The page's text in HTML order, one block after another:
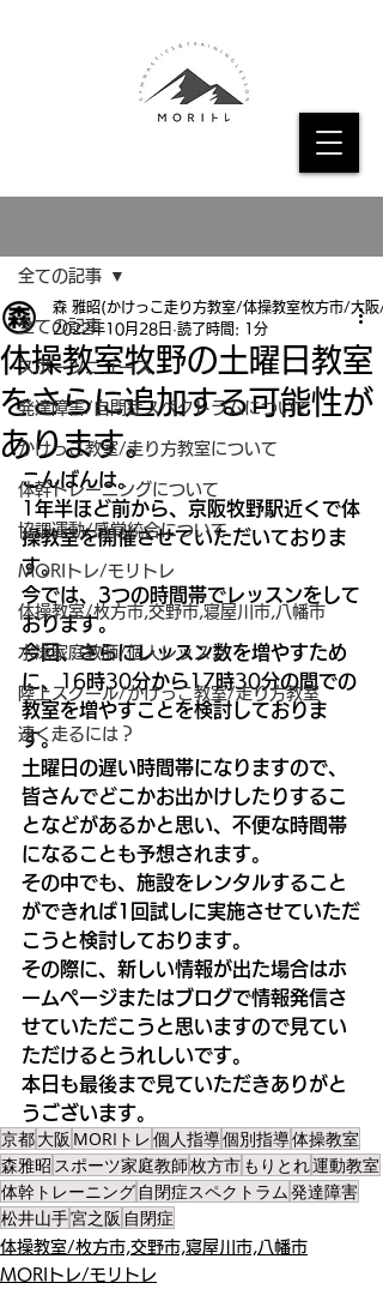
全ての記事
スポーツニュース
発達障害/自閉症スペクトラムについて
かけっこ教室/走り方教室について
体幹トレーニングについて
協調運動/感覚統合について
MORIトレ/モリトレ
体操教室/枚方市,交野市,寝屋川市,八幡市
水泳家庭教師/個人レッスン
陸上スクール/かけっこ教室/走り方教室
速く走るには？
全ての記事
体操教室牧野の土曜日教室
をさらに追加する可能性が
あります。
森 雅昭(かけっこ走り方教室/体操教室枚方市/大阪/
2022年10月28日 読了時間: 1分
こんばんは。
1 年半ほど前から、京阪牧野駅近くで体
操教室を開催させていただいておりま
す。
今では、3つの時間帯でレッスンをして
おります。
今回、さらにレッスン数を増やすため
に、
16時30分から 17時30分の間での
教室を増やすことを検討しておりま
す。
土曜日の遅い時間帯になりますので、
皆さんでどこかお出かけしたりするこ
となどがあるかと思い、不便な時間帯
になることも予想されます。
その中でも、施設をレンタルすること
ができれば1回試しに実施させていただ
こうと検討しております。
その際に、新しい情報が出た場合はホ
ームページまたはブログで情報発信さ
せていただこうと思いますので見てい
ただけるとうれしいです。
本日も最後まで見ていただきありがと
うございます。
京都大阪 MORIトレ個人指導個別指導体操教室
森雅昭 スポーツ家庭教師枚方市 もりとれ運動教室
体幹トレーニング 自閉症スペクトラム発達障害
松井山手宮之阪 自閉症
体操教室/枚方市,交野市,寝屋川市,八幡市
MORIトレ/モリトレ